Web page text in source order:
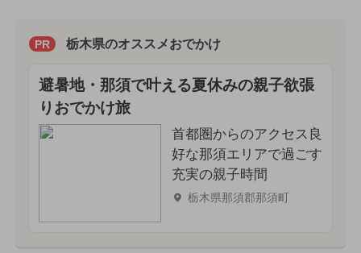
PR 栃木県のオススメおでかけ
避暑地・那須で叶える夏休みの親子欲張
りおでかけ旅
首都圏からのアクセス良
好な那須エリアで過ごす
充実の親子時間
栃木県那須郡那須町